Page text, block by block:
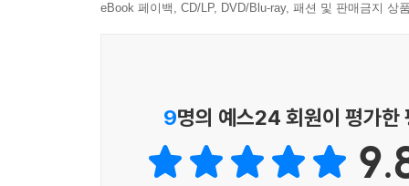
과정을 『위너 셀즈 올』에 담아냈다.
부딪친다. 그럴 때마다 승자와 패자가 생기니, 한
승자는 멈추지 않는다!
eBook 페이백, CD/LP, DVD/Blu-ray, 패션 및 판매금지 상
9명의 예스24 회원이 평가한